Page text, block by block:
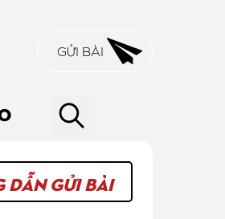
GỬI BÀI
DẪN GỬI BÀI